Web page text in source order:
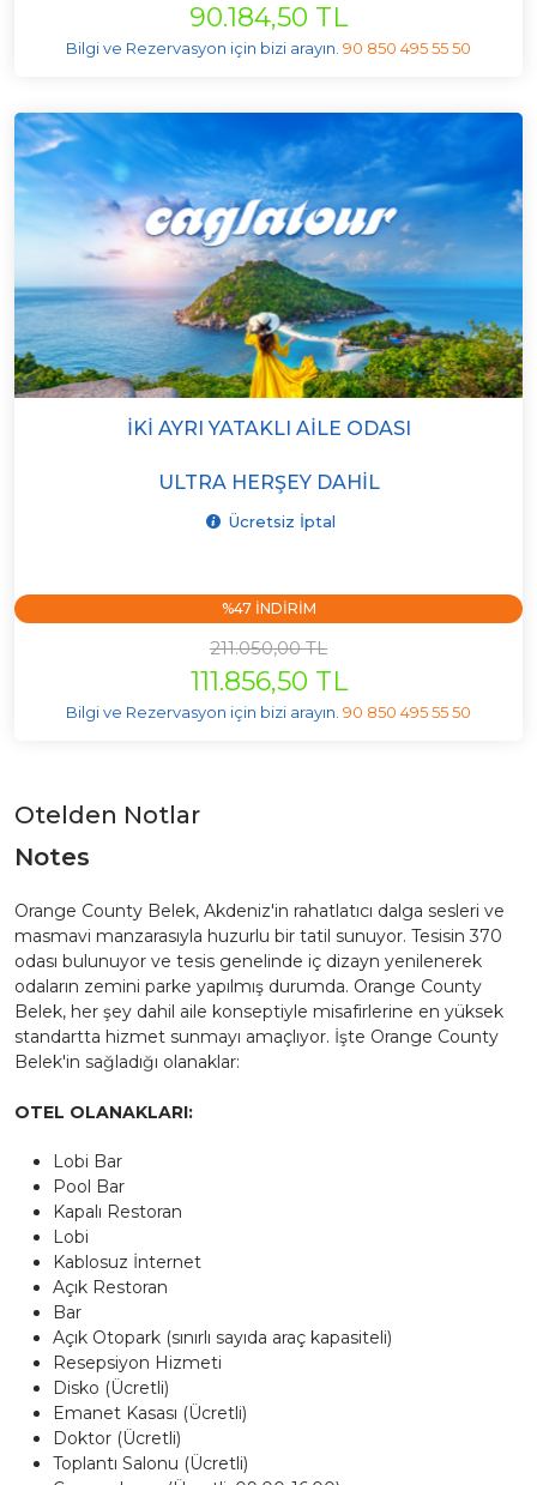
90.184,50 TL
Bilgi ve Rezervasyon için bizi arayın. 90 850 495 55 50
İKI AYRI YATAKLI AILE ODASI
ULTRA HERŞEY DAHIL
Ücretsiz İptal
%47 INDIRIM
211.050,00 TL
111.856,50 TL
Bilgi ve Rezervasyon için bizi arayın. 90 850 495 55 50
Otelden Notlar
Notes
Orange County Belek, Akdeniz'in rahatlatıcı dalga sesleri ve
masmavi manzarasıyla huzurlu bir tatil sunuyor. Tesisin 370
odası bulunuyor ve tesis genelinde iç dizayn yenilenerek
odaların zemini parke yapılmış durumda. Orange County
Belek, her şey dahil aile konseptiyle misafirlerine en yüksek
standartta hizmet sunmayı amaçlıyor. İşte Orange County
Belek'in sağladığı olanaklar:
OTEL OLANAKLARI:
Lobi Bar
Pool Bar
Kapalı Restoran
Lobi
Kablosuz İnternet
Açık Restoran
Bar
Açık Otopark (sınırlı sayıda araç kapasiteli)
Resepsiyon Hizmeti
Disko (Ücretli)
Emanet Kasası (Ücretli)
Doktor (Ücretli)
Toplantı Salonu (Ücretli)